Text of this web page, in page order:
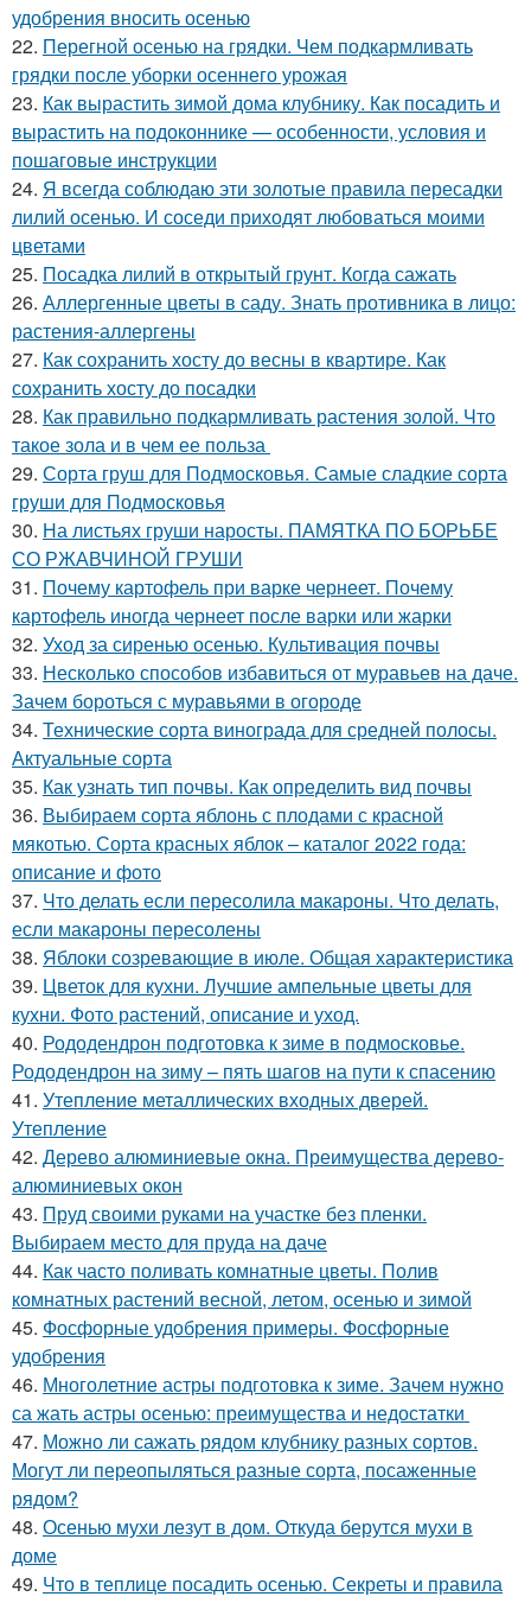
удобрения вносить осенью
22. Перегной осенью на грядки. Чем подкармливать
грядки после уборки осеннего урожая
23. Как вырастить зимой дома клубнику. Как посадить и
вырастить на подоконнике — особенности, условия и
пошаговые инструкции
24. Я всегда соблюдаю эти золотые правила пересадки
лилий осенью. И соседи приходят любоваться моими
цветами
25. Посадка лилий в открытый грунт. Когда сажать
26. Аллергенные цветы в саду. Знать противника в лицо:
растения-аллергены
27. Как сохранить хосту до весны в квартире. Как
сохранить хосту до посадки
28. Как правильно подкармливать растения золой. Что
такое зола и в чем ее польза
29. Сорта груш для Подмосковья. Самые сладкие сорта
груши для Подмосковья
30. На листьях груши наросты. ПАМЯТКА ПО БОРЬБЕ
СО РЖАВЧИНОЙ ГРУШИ
31. Почему картофель при варке чернеет. Почему
картофель иногда чернеет после варки или жарки
32. Уход за сиренью осенью. Культивация почвы
33. Несколько способов избавиться от муравьев на даче.
Зачем бороться с муравьями в огороде
34. Технические сорта винограда для средней полосы.
Актуальные сорта
35. Как узнать тип почвы. Как определить вид почвы
36. Выбираем сорта яблонь с плодами с красной
мякотью. Сорта красных яблок – каталог 2022 года:
описание и фото
37. Что делать если пересолила макароны. Что делать,
если макароны пересолены
38. Яблоки созревающие в июле. Общая характеристика
39. Цветок для кухни. Лучшие ампельные цветы для
кухни. Фото растений, описание и уход.
40. Рододендрон подготовка к зиме в подмосковье.
Рододендрон на зиму – пять шагов на пути к спасению
41. Утепление металлических входных дверей.
Утепление
42. Дерево алюминиевые окна. Преимущества дерево-
алюминиевых окон
43. Пруд своими руками на участке без пленки.
Выбираем место для пруда на даче
44. Как часто поливать комнатные цветы. Полив
комнатных растений весной, летом, осенью и зимой
45. Фосфорные удобрения примеры. Фосфорные
удобрения
46. Многолетние астры подготовка к зиме. Зачем нужно
са жать астры осенью: преимущества и недостатки
47. Можно ли сажать рядом клубнику разных сортов.
Могут ли переопыляться разные сорта, посаженные
рядом?
48. Осенью мухи лезут в дом. Откуда берутся мухи в
доме
49. Что в теплице посадить осенью. Секреты и правила